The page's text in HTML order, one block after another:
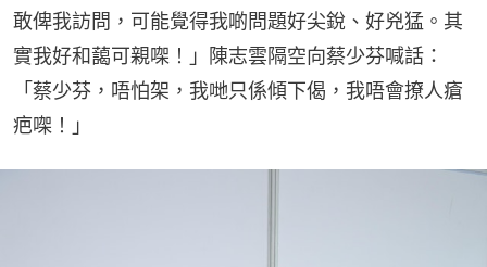
敢俾我訪問，可能覺得我啲問題好尖銳、好兇猛。其
實我好和藹可親㗎！」陳志雲隔空向蔡少芬喊話：
「蔡少芬，唔怕架，我哋只係傾下偈，我唔會撩人瘡
疤㗎！」